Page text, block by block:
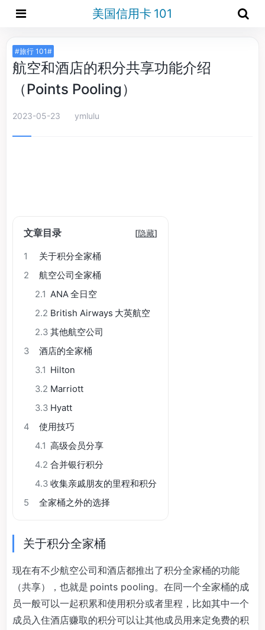
美国信用卡 101
#旅行 101#
航空和酒店的积分共享功能介绍
（Points Pooling）
2023-05-23 ymlulu
文章目录 [隐藏]
1
关于积分全家桶
2
航空公司全家桶
2.1 ANA 全日空
2.2 British Airways 大英航空
2.3 其他航空公司
3
酒店的全家桶
3.1 Hilton
3.2 Marriott
3.3 Hyatt
4
使用技巧
4.1 高级会员分享
4.2 合并银行积分
4.3 收集亲戚朋友的里程和积分
5
全家桶之外的选择
关于积分全家桶
现在有不少航空公司和酒店都推出了积分全家桶的功能
（共享），也就是 points pooling。在同一个全家桶的成
员一般可以一起积累和使用积分或者里程，比如其中一个
成员入住酒店赚取的积分可以让其他成员用来定免费的积